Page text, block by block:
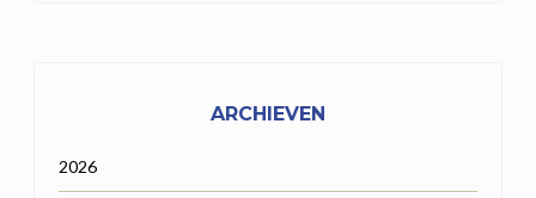
ARCHIEVEN
2026